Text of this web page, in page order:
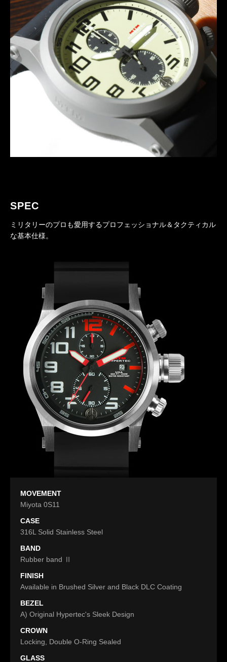
SPEC
ミリタリーのプロも愛用するプロフェッショナル＆タクティカル
な基本仕様。
MOVEMENT
Miyota 0S11
CASE
316L Solid Stainless Steel
BAND
Rubber band Ⅱ
FINISH
Available in Brushed Silver and Black DLC Coating
BEZEL
A) Original Hypertec's Sleek Design
CROWN
Locking, Double O-Ring Sealed
GLASS